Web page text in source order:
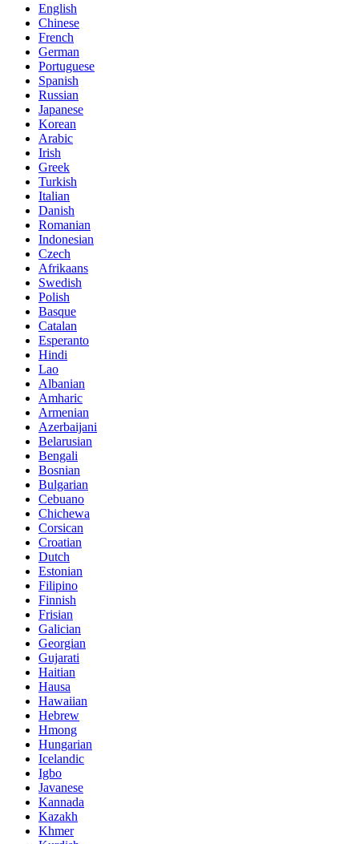
English
Chinese
French
German
Portuguese
Spanish
Russian
Japanese
Korean
Arabic
Irish
Greek
Turkish
Italian
Danish
Romanian
Indonesian
Czech
Afrikaans
Swedish
Polish
Basque
Catalan
Esperanto
Hindi
Lao
Albanian
Amharic
Armenian
Azerbaijani
Belarusian
Bengali
Bosnian
Bulgarian
Cebuano
Chichewa
Corsican
Croatian
Dutch
Estonian
Filipino
Finnish
Frisian
Galician
Georgian
Gujarati
Haitian
Hausa
Hawaiian
Hebrew
Hmong
Hungarian
Icelandic
Igbo
Javanese
Kannada
Kazakh
Khmer